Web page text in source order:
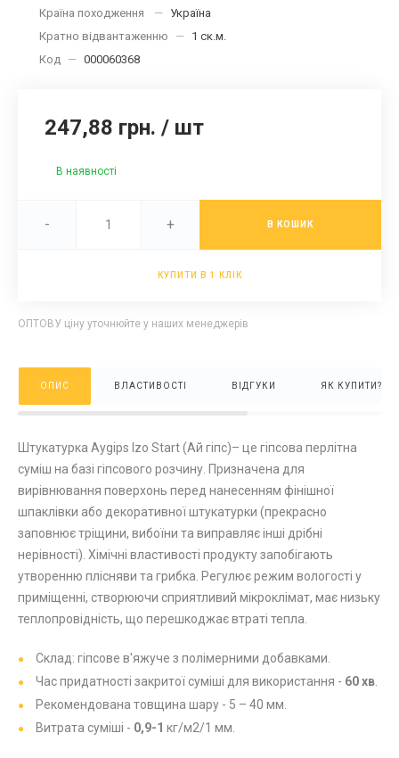
Країна походження
— Україна
Кратно відвантаженню
— 1 ск.м.
Код — 000060368
247,88 грн. / шт
В наявності
- + В КОШИК
КУПИТИ В 1 КЛІК
ОПТОВУ ціну уточнюйте у наших менеджерів
ОПИС ВЛАСТИВОСТІ ВІДГУКИ ЯК КУПИТИ?
Штукатурка Aygips Izo Start (Ай гіпс)– це гіпсова перлітна
суміш на базі гіпсового розчину. Призначена для
вирівнювання поверхонь перед нанесенням фінішної
шпаклівки або декоративної штукатурки (прекрасно
заповнює тріщини, вибоїни та виправляє інші дрібні
нерівності). Хімічні властивості продукту запобігають
утворенню плісняви та грибка. Регулює режим вологості у
приміщенні, створюючи сприятливий мікроклімат, має низьку
теплопровідність, що перешкоджає втраті тепла.
Склад: гіпсове в'яжуче з полімерними добавками.
Час придатності закритої суміші для використання - 60 хв
Рекомендована товщина шару - 5 – 40 мм.
Витрата суміші - 0,9-1 кг/м2/1 мм.